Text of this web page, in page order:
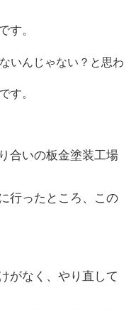
す。
いんじゃない？ と思わ
す。
合いの板金塗装工場
行ったところ、この
がなく、やり直して